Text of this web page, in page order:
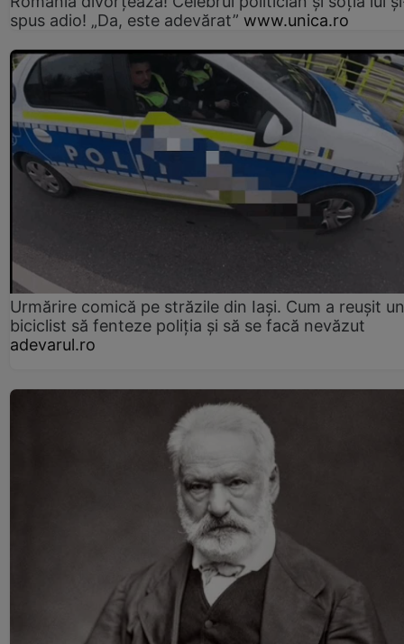
spus adio! „Da, este adevărat” www.unica.ro
Urmărire comică pe străzile din Iași. Cum a reușit un
biciclist să fenteze poliția și să se facă nevăzut
adevarul.ro